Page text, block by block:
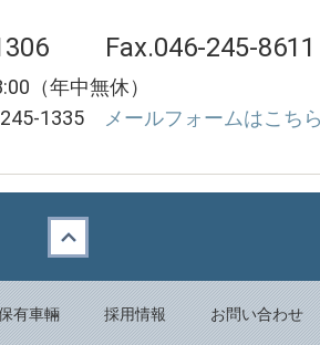
Fax.046-245-8611
（年中無休）
245-1335
メールフォームはこち
有車輛 採用情報 お問い合わせ